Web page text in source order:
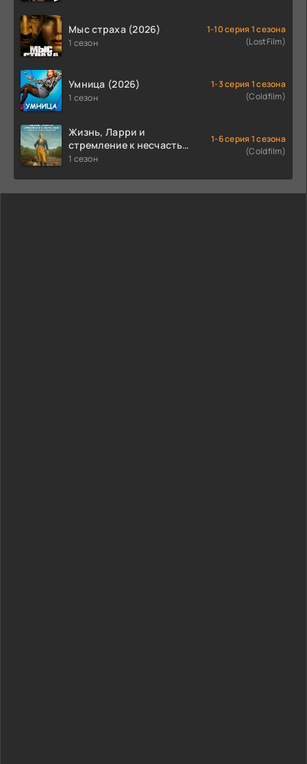
Мыс страха (2026)
1 сезон
1-10 серия 1 сезона
(LostFilm)
Умница (2026)
1 сезон
1-3 серия 1 сезона
(Coldfilm)
Жизнь, Ларри и
стремление к несчастью:
Почти история Америки
1 сезон
1-6 серия 1 сезона
(Coldfilm)